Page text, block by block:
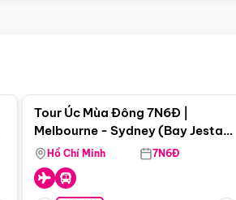
Tour Úc Mùa Đông 7N6Đ |
Melbourne - Sydney (Bay Jestar
Airways)
Hồ Chí Minh 7N6Đ